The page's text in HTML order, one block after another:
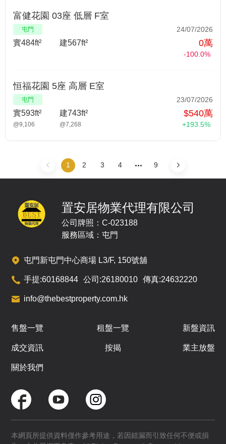
24/07/2026
屯門
富健花園 03座 低層 F室
0萬
實484ft² 建567ft²
-100.0%
23/07/2026
屯門
恒福花園 5座 高層 E室
$540萬
實593ft²
@9,106
建743ft²
@7,268 +193.5%
1 2 3 4 9
置安居物業代理有限公司
公司牌照：C-023188
服務區域：屯門
屯門新屯門中心商場 L3/F, 150號舖
手提:60168844 公司:26180010 傳真:24632220
info@thebestproperty.com.hk
售盤一覽 租盤一覽 新盤資訊
成交資訊 按揭 業主放盤
關於我們
本網頁所提供資料僅作參考用途，若因錯漏而引致任何不便或損